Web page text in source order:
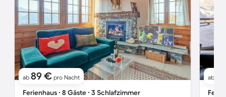
ab 89 € pro Nacht
Ferienhaus ∙ 8 Gäste ∙ 3 Schlafzimmer
ab